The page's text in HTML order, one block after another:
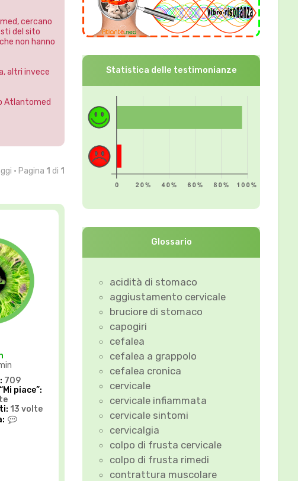
cercano
del sito
non hanno
altri invece
Atlantomed
• Pagina 1 di 1
709
piace”:
13 volte
Statistica delle testimonianze
Glossario
acidità di stomaco
aggiustamento cervicale
bruciore di stomaco
capogiri
cefalea
cefalea a grappolo
cefalea cronica
cervicale
cervicale infiammata
cervicale sintomi
cervicalgia
colpo di frusta cervicale
colpo di frusta rimedi
contrattura muscolare